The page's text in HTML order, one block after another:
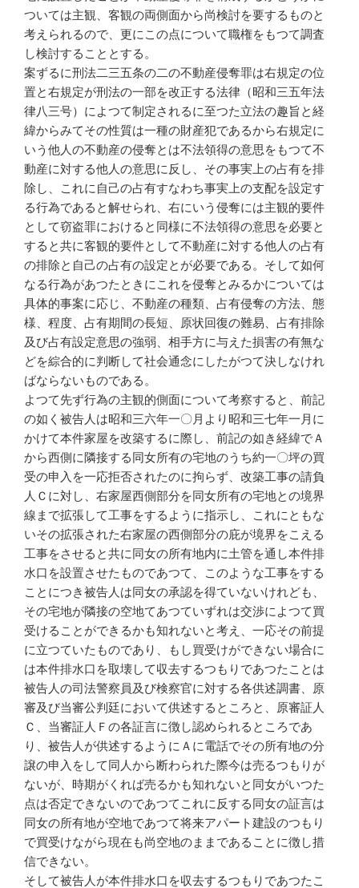
ついては主観、客観の両側面から尚検討を要するものと
考えられるので、更にこの点について職権をもつて調査
し検討することとする。
案ずるに刑法二三五条の二の不動産侵奪罪は右規定の位
置と右規定が刑法の一部を改正する法律（昭和三五年法
律八三号）によつて制定されるに至つた立法の趣旨と経
緯からみてその性質は一種の財産犯であるから右規定に
いう他人の不動産の侵奪とは不法領得の意思をもつて不
動産に対する他人の意思に反し、その事実上の占有を排
除し、これに自己の占有すなわち事実上の支配を設定す
る行為であると解せられ、右にいう侵奪には主観的要件
として窃盗罪におけると同様に不法領得の意思を必要と
すると共に客観的要件として不動産に対する他人の占有
の排除と自己の占有の設定とが必要である。そして如何
なる行為があつたときにこれを侵奪とみるかについては
具体的事案に応じ、不動産の種類、占有侵奪の方法、態
様、程度、占有期間の長短、原状回復の難易、占有排除
及び占有設定意思の強弱、相手方に与えた損害の有無な
どを綜合的に判断して社会通念にしたがつて決しなけれ
ばならないものである。
よつて先ず行為の主観的側面について考察すると、前記
の如く被告人は昭和三六年一〇月より昭和三七年一月に
かけて本件家屋を改築するに際し、前記の如き経緯でＡ
から西側に隣接する同女所有の宅地のうち約一〇坪の買
受の申入を一応拒否されたのに拘らず、改築工事の請負
人Ｃに対し、右家屋西側部分を同女所有の宅地との境界
線まで拡張して工事をするように指示し、これにともな
いその拡張された右家屋の西側部分の庇が境界をこえる
工事をさせると共に同女の所有地内に土管を通し本件排
水口を設置させたものであつて、このような工事をする
ことにつき被告人は同女の承認を得ていないけれども、
その宅地が隣接の空地てあつていずれは交渉によつて買
受けることができるかも知れないと考え、一応その前提
に立つていたものであり、もし買受けができない場合に
は本件排水口を取壊して収去するつもりであつたことは
被告人の司法警察員及び検察官に対する各供述調書、原
審及び当審公判廷において供述するところと、原審証人
Ｃ、当審証人Ｆの各証言に徴し認められるところであ
り、被告人が供述するようにＡに電話でその所有地の分
譲の申入をして同人から断わられた際今は売るつもりが
ないが、時期がくれば売るかも知れないと同女がいつた
点は否定できないのであつてこれに反する同女の証言は
同女の所有地が空地であつて将来アパート建設のつもり
で買受けながら現在も尚空地のままであることに徴し措
信できない。
そして被告人が本件排水口を収去するつもりであつたこ